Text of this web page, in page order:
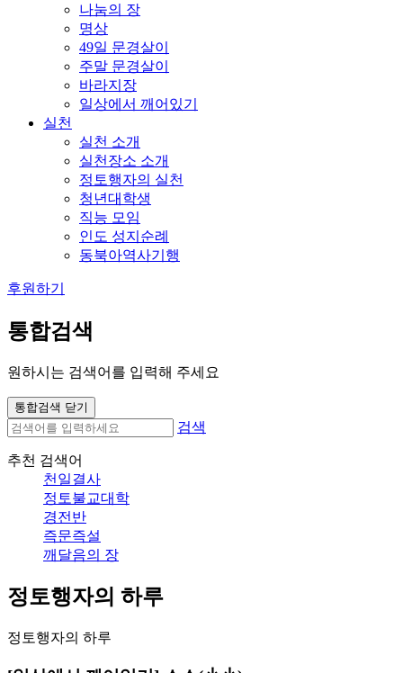
나눔의 장
명상
49일 문경살이
주말 문경살이
바라지장
일상에서 깨어있기
실천
실천 소개
실천장소 소개
정토행자의 실천
청년대학생
직능 모임
인도 성지순례
동북아역사기행
후원하기
통합검색
원하시는 검색어를 입력해 주세요
통합검색 닫기
검색
추천 검색어
천일결사
정토불교대학
경전반
즉문즉설
깨달음의 장
정토행자의 하루
정토행자의 하루